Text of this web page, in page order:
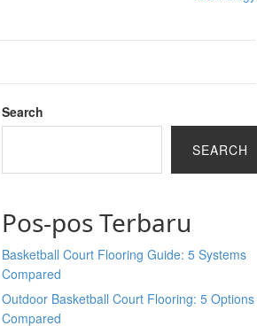
Search
SEARCH
Pos-pos Terbaru
Basketball Court Flooring Guide: 5 Systems
Compared
Outdoor Basketball Court Flooring: 5 Options
Compared